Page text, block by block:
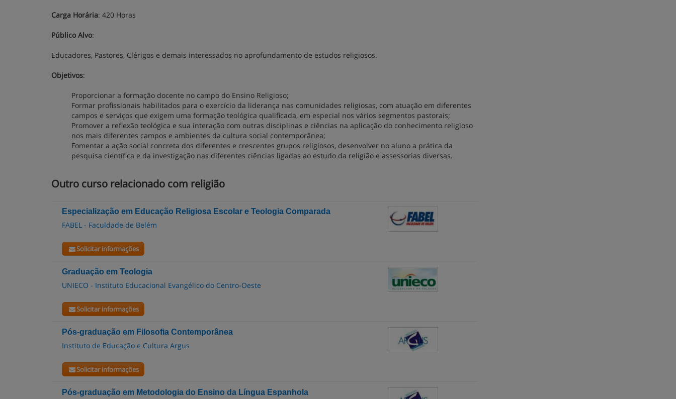
Carga Horária: 420 Horas
Público Alvo:
Educadores, Pastores, Clérigos e demais interessados no aprofundamento de estudos religiosos.
Objetivos:
Proporcionar a formação docente no campo do Ensino Religioso;
Formar profissionais habilitados para o exercício da liderança nas comunidades religiosas, com atuação em diferentes
campos e serviços que exigem uma formação teológica qualificada, em especial nos vários segmentos pastorais;
Promover a reflexão teológica e sua interação com outras disciplinas e ciências na aplicação do conhecimento religioso
nos mais diferentes campos e ambientes da cultura social contemporânea;
Fomentar a ação social concreta dos diferentes e crescentes grupos religiosos, desenvolver no aluno a prática da
pesquisa científica e da investigação nas diferentes ciências ligadas ao estudo da religião e assessorias diversas.
Outro curso relacionado com religião
Especialização em Educação Religiosa Escolar e Teologia Comparada
FABEL - Faculdade de Belém
Solicitar informações
Graduação em Teologia
UNIECO - Instituto Educacional Evangélico do Centro-Oeste
Solicitar informações
Pós-graduação em Filosofia Contemporânea
Instituto de Educação e Cultura Argus
Solicitar informações
Pós-graduação em Metodologia do Ensino da Língua Espanhola